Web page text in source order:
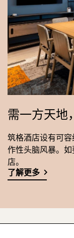
需一方天地
筑格酒店设有可
作性头脑风暴。
店。
了解更多